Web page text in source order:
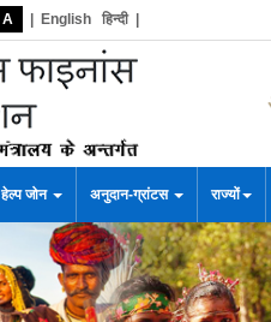
A English हिन्दी|
हेल्प जोन अनुदान-ग्रांटस राज्यों